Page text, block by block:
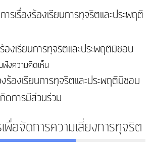
รเรื่องร้องเรียนการทุจริตและประพฤติ
องเรียนการทุจริตและประพฤติมิชอบ
ฟังความคิดเห็น
ร้องเรียนการทุจริตและประพฤติมิชอบ
กิดการมีส่วนร่วม
พื่อจัดการความเสี่ยงการทุจริต